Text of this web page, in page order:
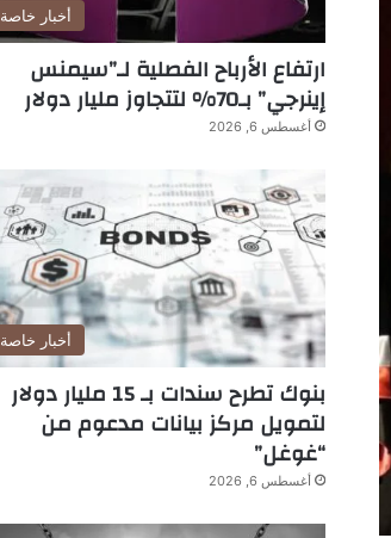
أخبار خاصة
ارتفاع الأرباح الفصلية لـ”سيمنس
إينرجي” بـ70% لتتجاوز مليار دولار
أغسطس 6, 2026
أخبار خاصة
بنوك تطرح سندات بـ 15 مليار دولار
لتمويل مركز بيانات مدعوم من
“غوغل”
أغسطس 6, 2026